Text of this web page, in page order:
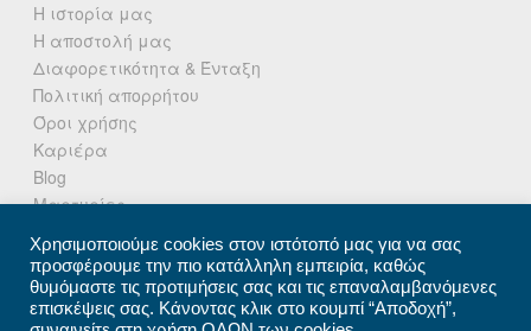
Η ιστορία μας
Η αποστολή μας
Διαφορετικότητα & Ένταξη
Πολιτική απορρήτου
Όροι χρήσης
Καριέρα
Blog
Μαρτυρίες
Δελτία Τύπου
Επικοινωνήστε μαζί μας
Χρησιμοποιούμε cookies στον ιστότοπό μας για να σας
προσφέρουμε την πιο κατάλληλη εμπειρία, καθώς
θυμόμαστε τις προτιμήσεις σας και τις επαναλαμβανόμενες
επισκέψεις σας. Κάνοντας κλικ στο κουμπί “Αποδοχή”,